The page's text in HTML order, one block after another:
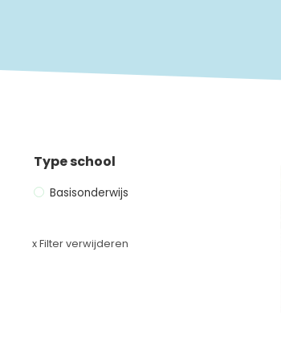
Type school
Basisonderwijs